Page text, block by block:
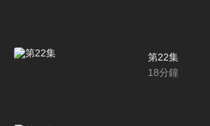
第22集
18分鐘